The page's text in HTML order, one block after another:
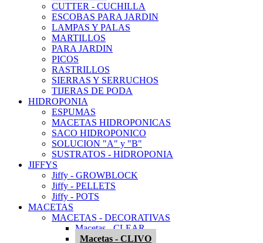
CUTTER - CUCHILLA
ESCOBAS PARA JARDIN
LAMPAS Y PALAS
MARTILLOS
PARA JARDIN
PICOS
RASTRILLOS
SIERRAS Y SERRUCHOS
TIJERAS DE PODA
HIDROPONIA
ESPUMAS
MACETAS HIDROPONICAS
SACO HIDROPONICO
SOLUCION "A" y "B"
SUSTRATOS - HIDROPONIA
JIFFYS
Jiffy - GROWBLOCK
Jiffy - PELLETS
Jiffy - POTS
MACETAS
MACETAS - DECORATIVAS
Macetas - CLEAR
Macetas - CLIVO